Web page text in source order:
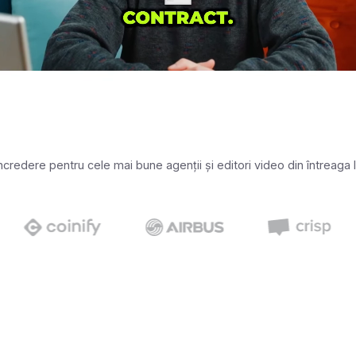
pentru cele mai bune agenții și editori video din întreaga